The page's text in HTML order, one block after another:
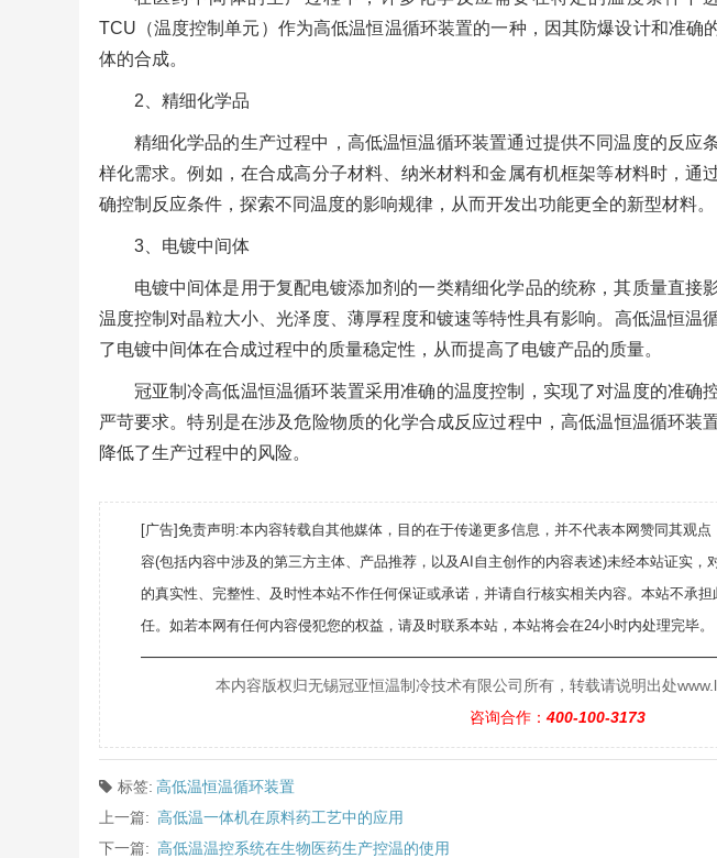
TCU（温度控制单元）作为高低温恒温循环装置的一种，因其防爆设计和准确
体的合成。
2、精细化学品
精细化学品的生产过程中，高低温恒温循环装置通过提供不同温度的反应
样化需求。例如，在合成高分子材料、纳米材料和金属有机框架等材料时，通
确控制反应条件，探索不同温度的影响规律，从而开发出功能更全的新型材料。
3、电镀中间体
电镀中间体是用于复配电镀添加剂的一类精细化学品的统称，其质量直接
温度控制对晶粒大小、光泽度、薄厚程度和镀速等特性具有影响。高低温恒温
了电镀中间体在合成过程中的质量稳定性，从而提高了电镀产品的质量。
冠亚制冷高低温恒温循环装置采用准确的温度控制，实现了对温度的准确
严苛要求。特别是在涉及危险物质的化学合成反应过程中，高低温恒温循环装
降低了生产过程中的风险。
[广告]免责声明:本内容转载自其他媒体，目的在于传递更多信息，并不代表本网赞同其观
容(包括内容中涉及的第三方主体、产品推荐，以及AI自主创作的内容表述)未经本站证实，
的真实性、完整性、及时性本站不作任何保证或承诺，并请自行核实相关内容。本站不承
任。如若本网有任何内容侵犯您的权益，请及时联系本站，本站将会在24小时内处理完毕。
本内容版权归无锡冠亚恒温制冷技术有限公司所有，转载请说明出处
咨询合作： 400-100-3173
标签: 高低温恒温循环装置
上一篇: 高低温一体机在原料药工艺中的应用
下一篇: 高低温温控系统在生物医药生产控温的使用